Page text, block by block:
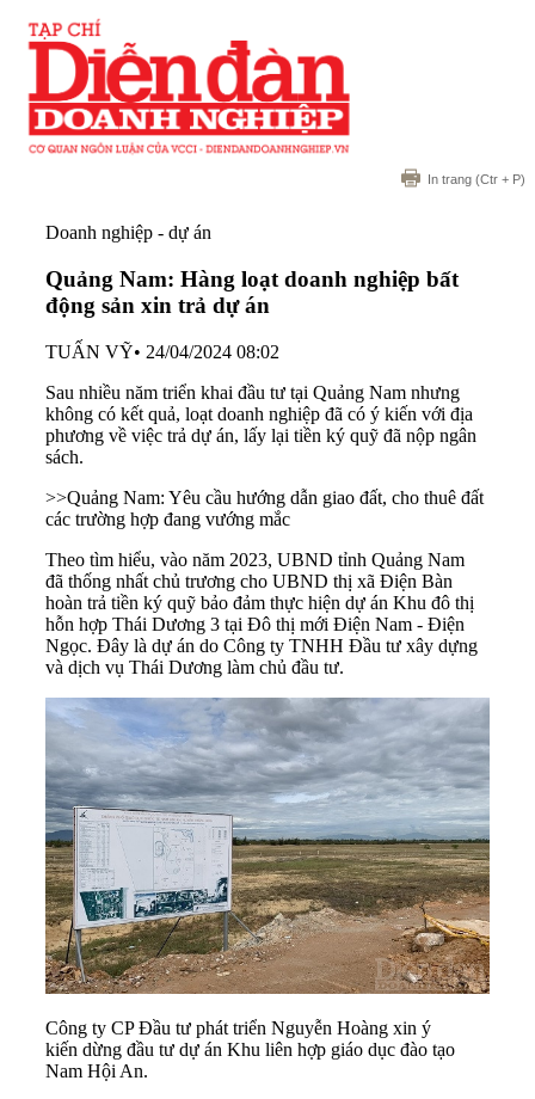
In trang (Ctr + P)
Doanh nghiệp - dự án
Quảng Nam: Hàng loạt doanh nghiệp bất
động sản xin trả dự án
TUẤN VỸ• 24/04/2024 08:02
Sau nhiều năm triển khai đầu tư tại Quảng Nam nhưng
không có kết quả, loạt doanh nghiệp đã có ý kiến với địa
phương về việc trả dự án, lấy lại tiền ký quỹ đã nộp ngân
sách.
>>Quảng Nam: Yêu cầu hướng dẫn giao đất, cho thuê đất
các trường hợp đang vướng mắc
Theo tìm hiểu, vào năm 2023, UBND tỉnh Quảng Nam
đã thống nhất chủ trương cho UBND thị xã Điện Bàn
hoàn trả tiền ký quỹ bảo đảm thực hiện dự án Khu đô thị
hỗn hợp Thái Dương 3 tại Đô thị mới Điện Nam - Điện
Ngọc. Đây là dự án do Công ty TNHH Đầu tư xây dựng
và dịch vụ Thái Dương làm chủ đầu tư.
Công ty CP Đầu tư phát triển Nguyễn Hoàng xin ý
kiến dừng đầu tư dự án Khu liên hợp giáo dục đào tạo
Nam Hội An.